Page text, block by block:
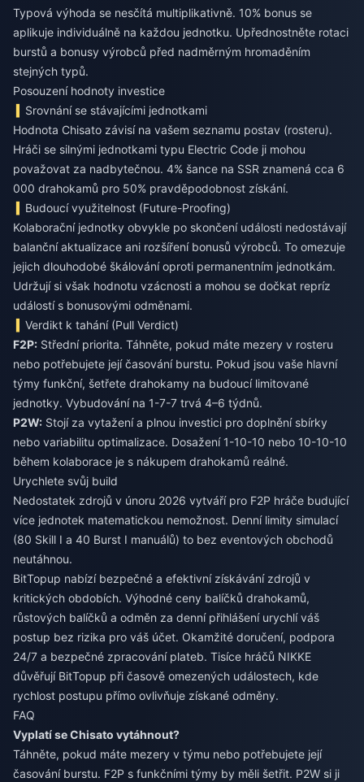
Typová výhoda se nesčítá multiplikativně. 10% bonus se
aplikuje individuálně na každou jednotku. Upřednostněte rotaci
burstů a bonusy výrobců před nadměrným hromaděním
stejných typů.
Posouzení hodnoty investice
Srovnání se stávajícími jednotkami
Hodnota Chisato závisí na vašem seznamu postav (rosteru).
Hráči se silnými jednotkami typu Electric Code ji mohou
považovat za nadbytečnou. 4% šance na SSR znamená cca 6
000 drahokamů pro 50% pravděpodobnost získání.
Budoucí využitelnost (Future-Proofing)
Kolaborační jednotky obvykle po skončení události nedostávají
balanční aktualizace ani rozšíření bonusů výrobců. To omezuje
jejich dlouhodobé škálování oproti permanentním jednotkám.
Udržují si však hodnotu vzácnosti a mohou se dočkat repríz
událostí s bonusovými odměnami.
Verdikt k tahání (Pull Verdict)
F2P: Střední priorita. Táhněte, pokud máte mezery v rosteru
nebo potřebujete její časování burstu. Pokud jsou vaše hlavní
týmy funkční, šetřete drahokamy na budoucí limitované
jednotky. Vybudování na 1-7-7 trvá 4–6 týdnů.
P2W: Stojí za vytažení a plnou investici pro doplnění sbírky
nebo variabilitu optimalizace. Dosažení 1-10-10 nebo 10-10-10
během kolaborace je s nákupem drahokamů reálné.
Urychlete svůj build
Nedostatek zdrojů v únoru 2026 vytváří pro F2P hráče budující
více jednotek matematickou nemožnost. Denní limity simulací
(80 Skill I a 40 Burst I manuálů) to bez eventových obchodů
neutáhnou.
BitTopup nabízí bezpečné a efektivní získávání zdrojů v
kritických obdobích. Výhodné ceny balíčků drahokamů,
růstových balíčků a odměn za denní přihlášení urychlí váš
postup bez rizika pro váš účet. Okamžité doručení, podpora
24/7 a bezpečné zpracování plateb. Tisíce hráčů NIKKE
důvěřují BitTopup při časově omezených událostech, kde
rychlost postupu přímo ovlivňuje získané odměny.
FAQ
Vyplatí se Chisato vytáhnout?
Táhněte, pokud máte mezery v týmu nebo potřebujete její
časování burstu. F2P s funkčními týmy by měli šetřit. P2W si ji